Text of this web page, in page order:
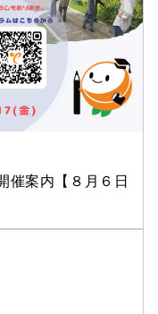
案内【８月６日